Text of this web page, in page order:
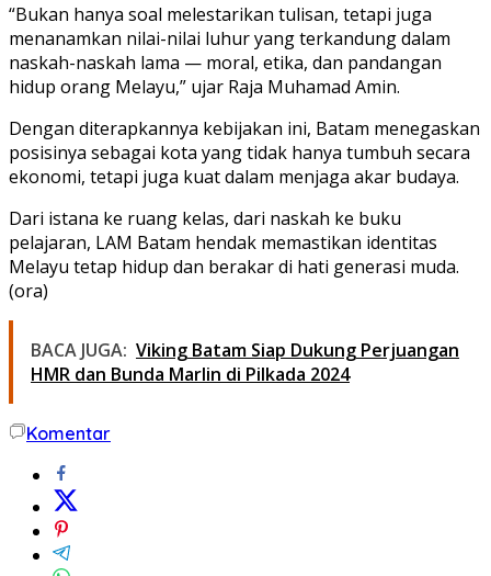
“Bukan hanya soal melestarikan tulisan, tetapi juga
menanamkan nilai-nilai luhur yang terkandung dalam
naskah-naskah lama — moral, etika, dan pandangan
hidup orang Melayu,” ujar Raja Muhamad Amin.
Dengan diterapkannya kebijakan ini, Batam menegaskan
posisinya sebagai kota yang tidak hanya tumbuh secara
ekonomi, tetapi juga kuat dalam menjaga akar budaya.
Dari istana ke ruang kelas, dari naskah ke buku
pelajaran, LAM Batam hendak memastikan identitas
Melayu tetap hidup dan berakar di hati generasi muda.
(ora)
BACA JUGA: Viking Batam Siap Dukung Perjuangan
HMR dan Bunda Marlin di Pilkada 2024
Komentar